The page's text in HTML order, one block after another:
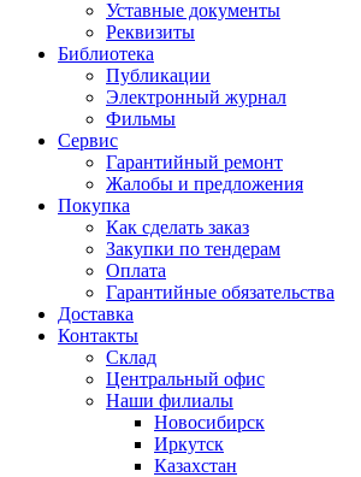
Уставные документы
Реквизиты
Библиотека
Публикации
Электронный журнал
Фильмы
Сервис
Гарантийный ремонт
Жалобы и предложения
Покупка
Как сделать заказ
Закупки по тендерам
Оплата
Гарантийные обязательства
Доставка
Контакты
Склад
Центральный офис
Наши филиалы
Новосибирск
Иркутск
Казахстан